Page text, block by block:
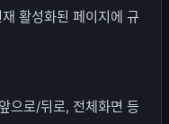
활성화된 페이지에 규
으로/뒤로, 전체화면 등